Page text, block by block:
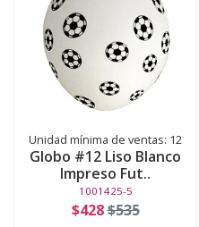
Unidad mínima de ventas: 12
Globo #12 Liso Blanco
Impreso Fut..
1001425-5
$428$535